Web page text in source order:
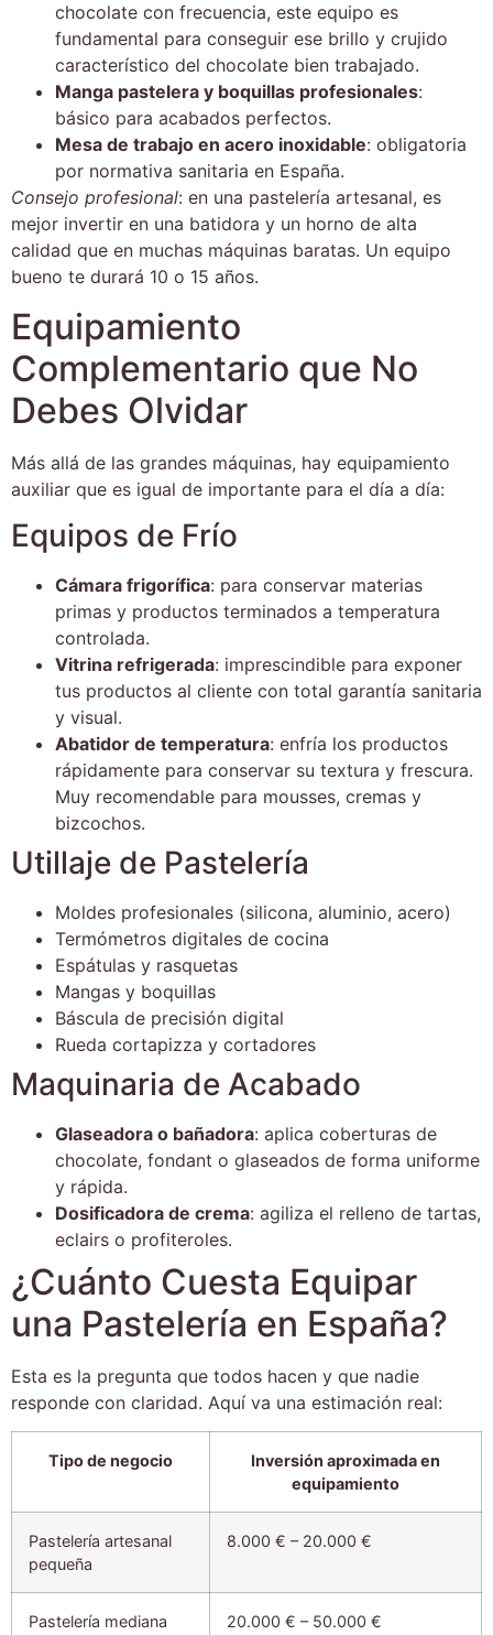
chocolate con frecuencia, este equipo es
fundamental para conseguir ese brillo y crujido
característico del chocolate bien trabajado.
Manga pastelera y boquillas profesionales:
básico para acabados perfectos.
Mesa de trabajo en acero inoxidable: obligatoria
por normativa sanitaria en España.
Consejo profesional: en una pastelería artesanal, es
mejor invertir en una batidora y un horno de alta
calidad que en muchas máquinas baratas. Un equipo
bueno te durará 10 o 15 años.
Equipamiento
Complementario que No
Debes Olvidar
Más allá de las grandes máquinas, hay equipamiento
auxiliar que es igual de importante para el día a día:
Equipos de Frío
Cámara frigorífica: para conservar materias
primas y productos terminados a temperatura
controlada.
Vitrina refrigerada: imprescindible para exponer
tus productos al cliente con total garantía sanitaria
y visual.
Abatidor de temperatura: enfría los productos
rápidamente para conservar su textura y frescura.
Muy recomendable para mousses, cremas y
bizcochos.
Utillaje de Pastelería
Moldes profesionales (silicona, aluminio, acero)
Termómetros digitales de cocina
Espátulas y rasquetas
Mangas y boquillas
Báscula de precisión digital
Rueda cortapizza y cortadores
Maquinaria de Acabado
Glaseadora o bañadora: aplica coberturas de
chocolate, fondant o glaseados de forma uniforme
y rápida.
Dosificadora de crema: agiliza el relleno de tartas,
eclairs o profiteroles.
¿Cuánto Cuesta Equipar
una Pastelería en España?
Esta es la pregunta que todos hacen y que nadie
responde con claridad. Aquí va una estimación real:
Tipo de negocio
Inversión aproximada en
equipamiento
Pastelería artesanal
pequeña
8.000 € – 20.000 €
Pastelería mediana 20.000 € – 50.000 €